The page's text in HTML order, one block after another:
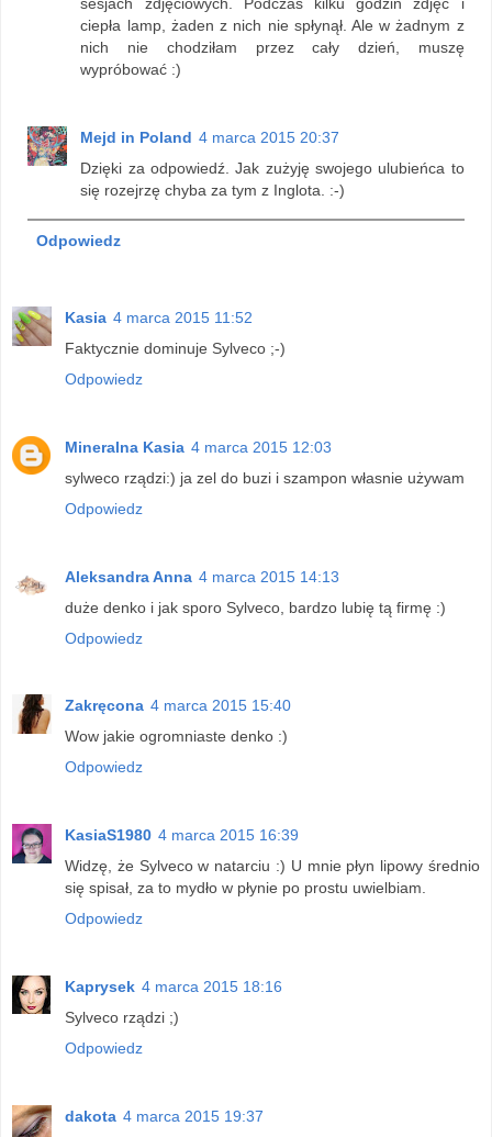
sesjach zdjęciowych. Podczas kilku godzin zdjęć i
ciepła lamp, żaden z nich nie spłynął. Ale w żadnym z
nich nie chodziłam przez cały dzień, muszę
wypróbować :)
Mejd in Poland 4 marca 2015 20:37
Dzięki za odpowiedź. Jak zużyję swojego ulubieńca to
się rozejrzę chyba za tym z Inglota. :-)
Odpowiedz
Kasia 4 marca 2015 11:52
Faktycznie dominuje Sylveco ;-)
Odpowiedz
Mineralna Kasia 4 marca 2015 12:03
sylweco rządzi:) ja zel do buzi i szampon własnie używam
Odpowiedz
Aleksandra Anna 4 marca 2015 14:13
duże denko i jak sporo Sylveco, bardzo lubię tą firmę :)
Odpowiedz
Zakręcona 4 marca 2015 15:40
Wow jakie ogromniaste denko :)
Odpowiedz
KasiaS1980 4 marca 2015 16:39
Widzę, że Sylveco w natarciu :) U mnie płyn lipowy średnio
się spisał, za to mydło w płynie po prostu uwielbiam.
Odpowiedz
Kaprysek 4 marca 2015 18:16
Sylveco rządzi ;)
Odpowiedz
dakota 4 marca 2015 19:37